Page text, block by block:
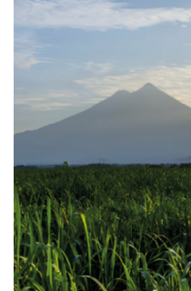
biológicos:
cómo
mayor
ingenio
de
Centroamérica
está
reinventando
su
negocio